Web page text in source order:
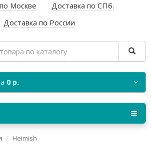
Москве
Доставка по СПб.
Доставка по России
0 р.
Heimish